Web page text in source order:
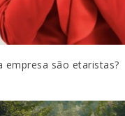
empresa são etaristas?